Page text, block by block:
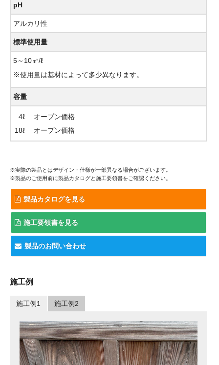
pH
アルカリ性
標準使用量
5～10㎡/ℓ
※使用量は基材によって多少異なります。
容量
4ℓ
オープン価格
18ℓ
オープン価格
※実際の製品とはデザイン・仕様が一部異なる場合がございます。
※製品のご使用前に製品カタログと施工要領書をご確認ください。
製品カタログを見る
施工要領書を見る
製品のお問い合わせ
施工例
施工例1 施工例2